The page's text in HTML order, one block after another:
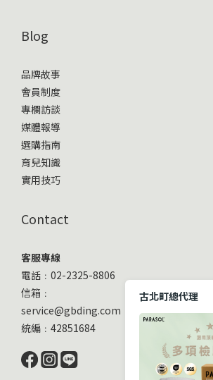
Blog
品牌故事
會員制度
專欄訪談
媒體報導
選購指南
育兒知識
實用技巧
Contact
客服專線
電話﹕02-2325-8806
信箱﹕
service@gbding.com
統編﹕42851684
古北町總代理